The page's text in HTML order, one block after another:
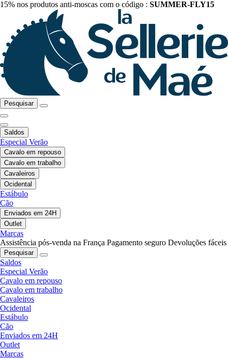
15% nos produtos anti-moscas com o código : SUMMER-FLY15
Pesquisar
Saldos
Especial Verão
Cavalo em repouso
Cavalo em trabalho
Cavaleiros
Ocidental
Estábulo
Cão
Enviados em 24H
Outlet
Marcas
Assistência pós-venda na França Pagamento seguro Devoluções fáceis
Pesquisar
Saldos
Especial Verão
Cavalo em repouso
Cavalo em trabalho
Cavaleiros
Ocidental
Estábulo
Cão
Enviados em 24H
Outlet
Marcas